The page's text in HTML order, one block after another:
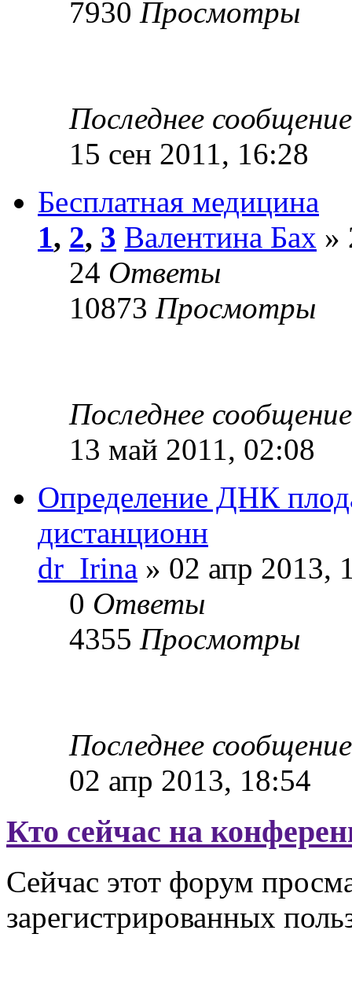
7930 Просмотры
Последнее
15 сен 2011, 16:28
Бесплатная медицина
1, 2, 3 Валентина Бах »
24 Ответы
10873 Просмотры
Последнее
13 май 2011, 02:08
Определение ДНК
дистанционн
dr_Irina » 02 апр 2013,
0 Ответы
4355 Просмотры
Последнее
02 апр 2013, 18:54
Кто сейчас на
Сейчас этот форум
зарегистрированных